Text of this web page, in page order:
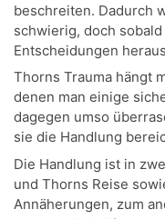
beschreiten. Dadurch
schwierig, doch
Entscheidungen
Thorns Trauma hängt
denen man einige
dagegen umso
sie die Handlung
Die Handlung ist in
und Thorns Reise
Annäherungen, zum